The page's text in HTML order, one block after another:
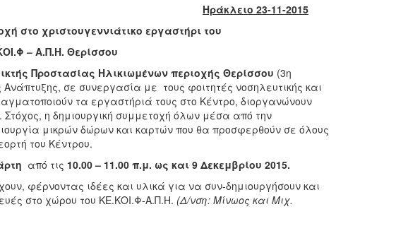
Ηράκλειο 23-11-2015
στο χριστουγεννιάτικο εργαστήρι του
– Α.Π.Η. Θερίσσου
Προστασίας Ηλικιωμένων περιοχής Θερίσσου (3η
Ανάπτυξης, σε συνεργασία με τους φοιτητές νοσηλευτικής και
τα εργαστήριά τους στο Κέντρο, διοργανώνουν
Στόχος, η δημιουργική συμμετοχή όλων μέσα από την
μικρών δώρων και καρτών που θα προσφερθούν σε όλους
του Κέντρου.
από τις 10.00 – 11.00 π.μ. ως και 9 Δεκεμβρίου 2015.
φέρνοντας ιδέες και υλικά για να συν-δημιουργήσουν και
στο χώρου του ΚΕ.ΚΟΙ.Φ-Α.Π.Η. (Δ/νση: Μίνωος και Μιχ.